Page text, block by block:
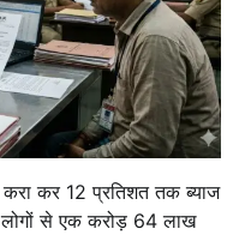
कर 12 प्रतिशत तक ब्याज
से एक करोड़ 64 लाख